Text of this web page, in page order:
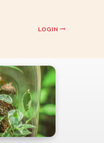
LOGIN